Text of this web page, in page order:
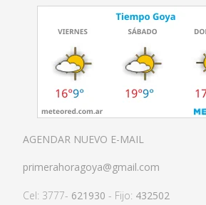
AGENDAR NUEVO E-MAIL
primerahoragoya@gmail.com
Cel: 3777- 621930 - Fijo: 432502